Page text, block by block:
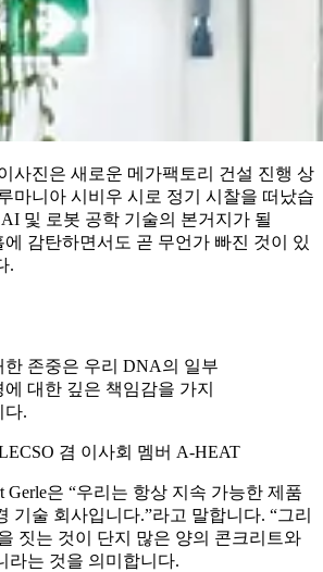
사진은 새로운 메가팩토리 건설 진행 상
마니아 시비우 시로 정기 시찰을 떠났습
및 로봇 공학 기술의 본거지가 될
에 감탄하면서도 곧 무언가 빠진 것이 있
.
한 존중은 우리 DNA의 일부
대한 깊은 책임감을 가지
다.
CSO 겸 이사회 멤버 A-HEAT
Gerle은 “우리는 항상 지속 가능한 제품
기술 회사입니다.”라고 말합니다. “그리
짓는 것이 단지 많은 양의 콘크리트와
라는 것을 의미합니다.